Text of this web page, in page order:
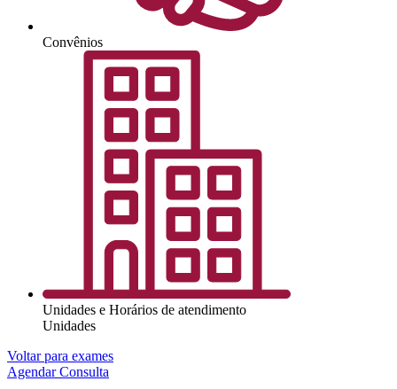
Convênios
Unidades e Horários de atendimento
Unidades
Voltar para exames
Agendar Consulta